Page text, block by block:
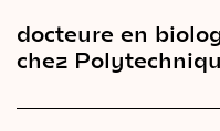
docteure en
chez